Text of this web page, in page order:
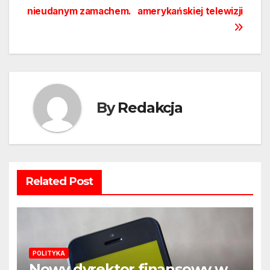
amerykańskiej telewizji
nieudanym zamachem.
ByRedakcja
Related Post
POLITYKA